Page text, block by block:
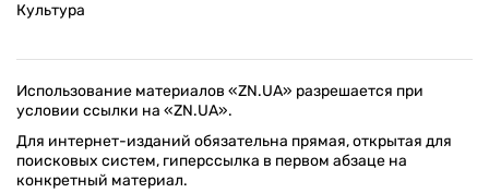
Культура
Использование материалов «ZN.UA» разрешается при
условии ссылки на «ZN.UA».
Для интернет-изданий обязательна прямая, открытая для
поисковых систем, гиперссылка в первом абзаце на
конкретный материал.